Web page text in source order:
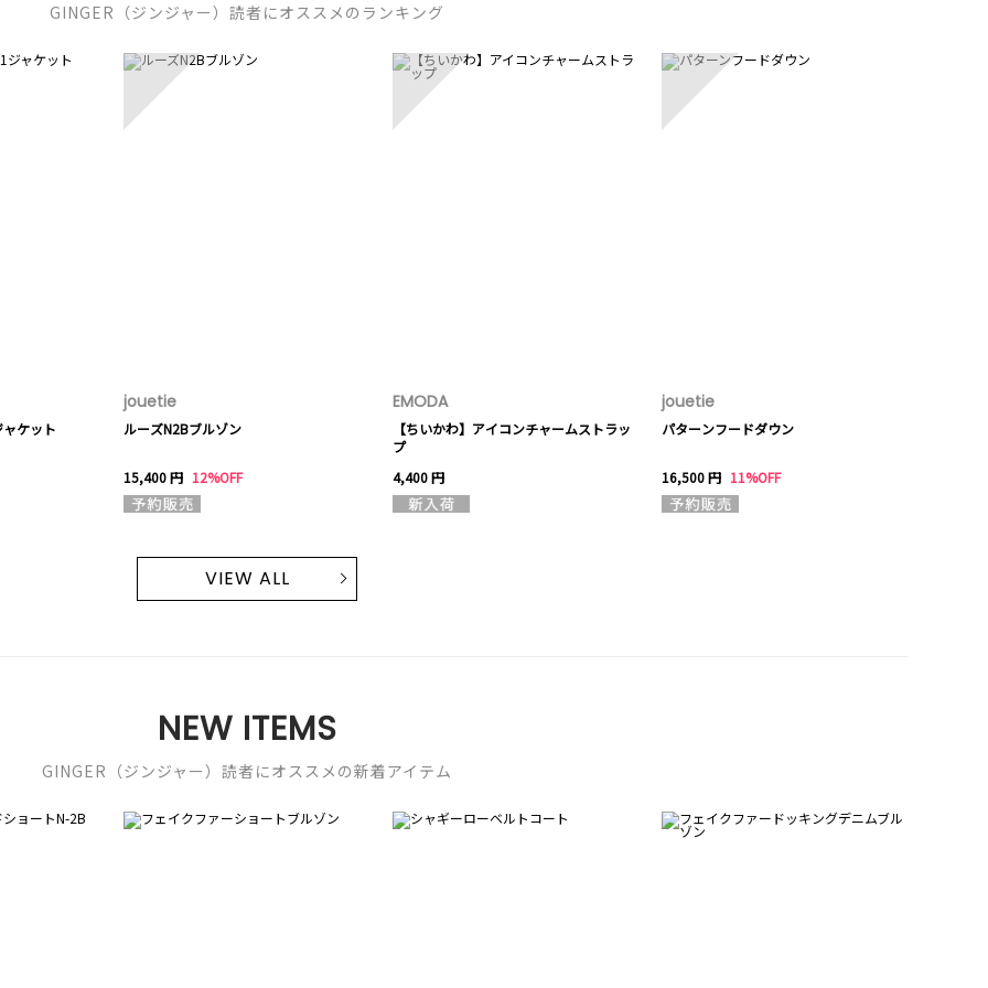
GINGER（ジンジャー）読者にオススメのランキング
ケット
jouetie
ルーズN2Bブルゾン
15,400 円 12%OFF
EMODA
【ちいかわ】アイコンチャームストラッ
プ
4,400 円
jouetie
パターンフードダウン
16,500 円 11%OFF
VIEW ALL
NEW ITEMS
GINGER（ジンジャー）読者にオススメの新着アイテム